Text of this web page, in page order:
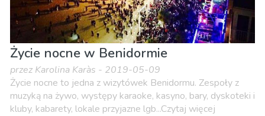
Życie nocne w Benidormie
przez Karolina Karàs - 2019-05-09
Życie nocne to jedna z wizytówek Benidormu. Zespoły z
muzyką na żywo, występy karaoke, kasyno, bary, dyskoteki i
kluby, kabarety, lokale przyjazne lgb...Czytaj więcej